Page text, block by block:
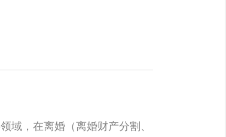
域，在离婚（离婚财产分割、